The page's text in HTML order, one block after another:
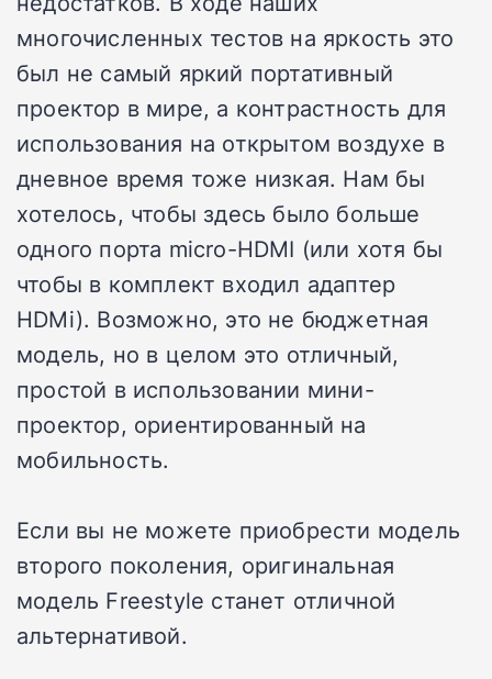
многочисленных тестов на яркость это
был не самый яркий портативный
проектор в мире, а контрастность для
использования на открытом воздухе в
дневное время тоже низкая. Нам бы
хотелось, чтобы здесь было больше
одного порта micro-HDMI (или хотя бы
чтобы в комплект входил адаптер
HDMi). Возможно, это не бюджетная
модель, но в целом это отличный,
простой в использовании мини-
проектор, ориентированный на
мобильность.
Если вы не можете приобрести модель
второго поколения, оригинальная
модель Freestyle станет отличной
альтернативой.